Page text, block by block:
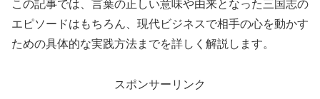
この記事では、言葉の正しい意味や由来となった三国志の
エピソードはもちろん、現代ビジネスで相手の心を動かす
ための具体的な実践方法までを詳しく解説します。
スポンサーリンク